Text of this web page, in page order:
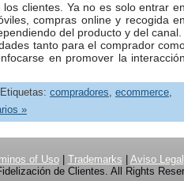
clientes. Ya no es solo entrar en
compras online y recogida en
del producto y del canal.
tanto para el comprador
en promover la interacción
Etiquetas: compradores, ecommerce,
»
of Uso| Trademarks
Aviso Legal
de Clientes. All Rights